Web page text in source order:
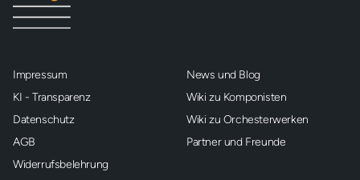
Impressum
KI - Transparenz
Datenschutz
AGB
Widerrufsbelehrung
News und Blog
Wiki zu Komponisten
Wiki zu Orchesterwerken
Partner und Freunde